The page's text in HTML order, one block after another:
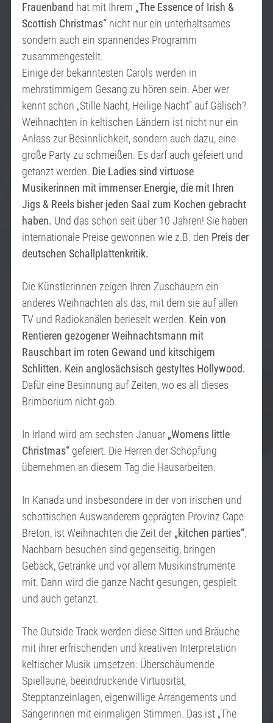
Frauenband hat mit Ihrem „The Essence of Irish &
Scottish Christmas“ nicht nur ein unterhaltsames
sondern auch ein spannendes Programm
zusammengestellt.
Einige der bekanntesten Carols werden in
mehrstimmigem Gesang zu hören sein. Aber wer
kennt schon „Stille Nacht, Heilige Nacht“ auf Gälisch?
Weihnachten in keltischen Ländern ist nicht nur ein
Anlass zur Besinnlichkeit, sondern auch dazu, eine
große Party zu schmeißen. Es darf auch gefeiert und
getanzt werden. Die Ladies sind virtuose
Musikerinnen mit immenser Energie, die mit Ihren
Jigs & Reels bisher jeden Saal zum Kochen gebracht
haben. Und das schon seit über 10 Jahren! Sie haben
internationale Preise gewonnen wie z.B. den Preis der
deutschen Schallplattenkritik.
Die Künstlerinnen zeigen Ihren Zuschauern ein
anderes Weihnachten als das, mit dem sie auf allen
TV und Radiokanälen berieselt werden. Kein von
Rentieren gezogener Weihnachtsmann mit
Rauschbart im roten Gewand und kitschigem
Schlitten. Kein anglosächsisch gestyltes Hollywood.
Dafür eine Besinnung auf Zeiten, wo es all dieses
Brimborium nicht gab.
In Irland wird am sechsten Januar „Womens little
Christmas“ gefeiert. Die Herren der Schöpfung
übernehmen an diesem Tag die Hausarbeiten.
In Kanada und insbesondere in der von irischen und
schottischen Auswanderern geprägten Provinz Cape
Breton, ist Weihnachten die Zeit der „kitchen parties“.
Nachbarn besuchen sind gegenseitig, bringen
Gebäck, Getränke und vor allem Musikinstrumente
mit. Dann wird die ganze Nacht gesungen, gespielt
und auch getanzt.
The Outside Track werden diese Sitten und Bräuche
mit ihrer erfrischenden und kreativen Interpretation
keltischer Musik umsetzen: Überschäumende
Spiellaune, beeindruckende Virtuosität,
Stepptanzeinlagen, eigenwillige Arrangements und
Sängerinnen mit einmaligen Stimmen. Das ist „The